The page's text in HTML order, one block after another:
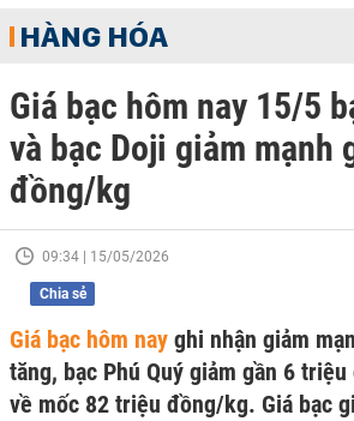
HÀNG HÓA
Giá bạc hôm nay 15/5
và bạc Doji giảm mạnh
đồng/kg
09:34 | 15/05/2026
Chia sẻ
Giá bạc hôm nay ghi nhận giảm
tăng, bạc Phú Quý giảm gần 6
về mốc 82 triệu đồng/kg. Giá bạc